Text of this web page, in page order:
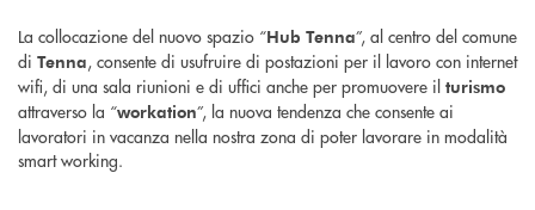
La collocazione del nuovo spazio “Hub Tenna”, al centro del comune
di Tenna, consente di usufruire di postazioni per il lavoro con internet
wifi, di una sala riunioni e di uffici anche per promuovere il turismo
attraverso la “workation”, la nuova tendenza che consente ai
lavoratori in vacanza nella nostra zona di poter lavorare in modalità
smart working.